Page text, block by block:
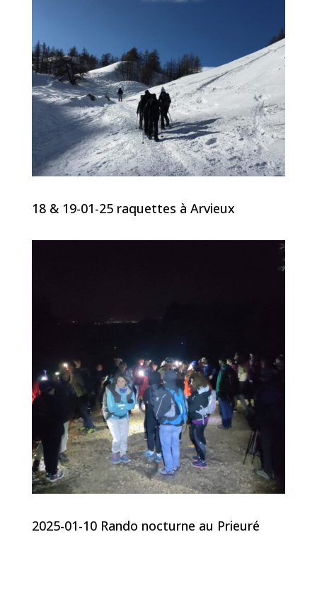
18 & 19-01-25 raquettes à Arvieux
2025-01-10 Rando nocturne au Prieuré